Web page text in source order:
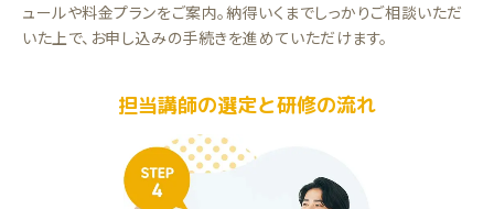
ュールや料金プランをご案内。納得いくまでしっかりご相談いただ
いた上で、お申し込みの手続きを進めていただけます。
担当講師の選定と研修の流れ